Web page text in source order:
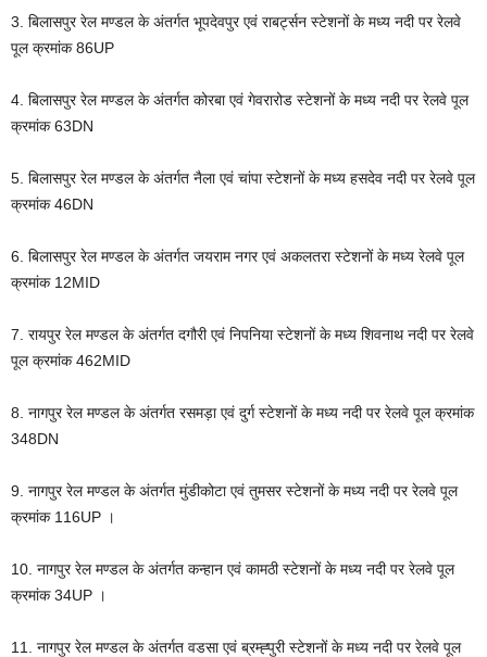
3. बिलासपुर रेल मण्डल के अंतर्गत भूपदेवपुर एवं राबर्ट्सन स्टेशनों के मध्य नदी पर रेलवे
पूल क्रमांक 86UP
4. बिलासपुर रेल मण्डल के अंतर्गत कोरबा एवं गेवरारोड स्टेशनों के मध्य नदी पर रेलवे पूल
क्रमांक 63DN
5. बिलासपुर रेल मण्डल के अंतर्गत नैला एवं चांपा स्टेशनों के मध्य हसदेव नदी पर रेलवे पूल
क्रमांक 46DN
6. बिलासपुर रेल मण्डल के अंतर्गत जयराम नगर एवं अकलतरा स्टेशनों के मध्य रेलवे पूल
क्रमांक 12MID
7. रायपुर रेल मण्डल के अंतर्गत दगौरी एवं निपनिया स्टेशनों के मध्य शिवनाथ नदी पर रेलवे
पूल क्रमांक 462MID
8. नागपुर रेल मण्डल के अंतर्गत रसमड़ा एवं दुर्ग स्टेशनों के मध्य नदी पर रेलवे पूल क्रमांक
348DN
9. नागपुर रेल मण्डल के अंतर्गत मुंडीकोटा एवं तुमसर स्टेशनों के मध्य नदी पर रेलवे पूल
क्रमांक 116UP ।
10. नागपुर रेल मण्डल के अंतर्गत कन्हान एवं कामठी स्टेशनों के मध्य नदी पर रेलवे पूल
क्रमांक 34UP ।
11. नागपुर रेल मण्डल के अंतर्गत वडसा एवं ब्रम्ह्पुरी स्टेशनों के मध्य नदी पर रेलवे पूल